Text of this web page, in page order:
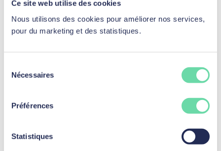
Ce site web utilise des cookies
Nous utilisons des cookies pour améliorer nos services,
pour du marketing et des statistiques.
Nécessaires
Préférences
Statistiques